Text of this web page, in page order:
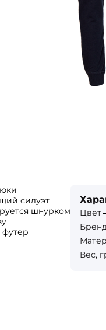
силуэт
шнурком
Цвет
Вес,